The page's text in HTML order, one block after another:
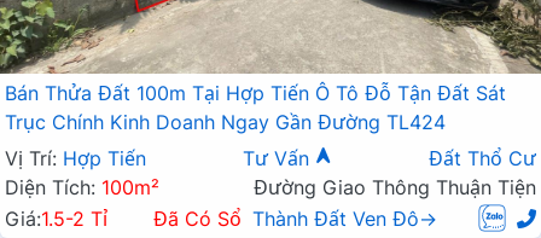
Bán Thửa Đất 100m Tại Hợp Tiến Ô Tô Đỗ Tận Đất Sát
Trục Chính Kinh Doanh Ngay Gần Đường TL424
Vị Trí: Hợp Tiến Tư Vấn
Đất Thổ Cư
Diện Tích: 100m²
Đường Giao Thông Thuận Tiện
Giá:1.5-2 Tỉ Đã Có Sổ Thành Đất Ven Đô→